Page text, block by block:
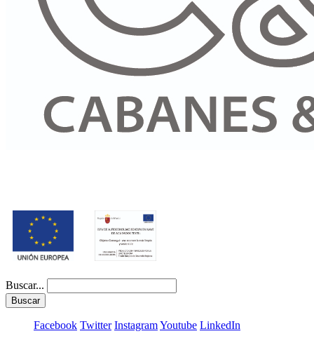
Buscar...
Buscar
Facebook Twitter InstagramYoutube LinkedIn